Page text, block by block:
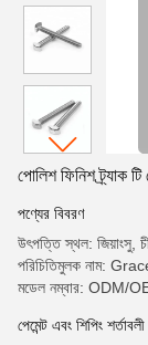
পোলিশ ফিনিশ ট্র্যাক
পণ্যের বিবরণ
উৎপত্তি স্থল: জিয়াংসু,
পরিচিতিমুলক নাম:
মডেল নম্বার: ODM/
পেমেন্ট এবং শিপিং শর্তাবলী